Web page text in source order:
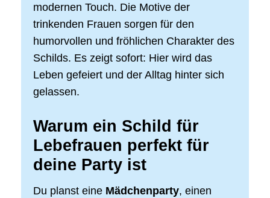
modernen Touch. Die Motive der
trinkenden Frauen sorgen für den
humorvollen und fröhlichen Charakter des
Schilds. Es zeigt sofort: Hier wird das
Leben gefeiert und der Alltag hinter sich
gelassen.
Warum ein Schild für
Lebefrauen perfekt für
deine Party ist
Du planst eine Mädchenparty, einen